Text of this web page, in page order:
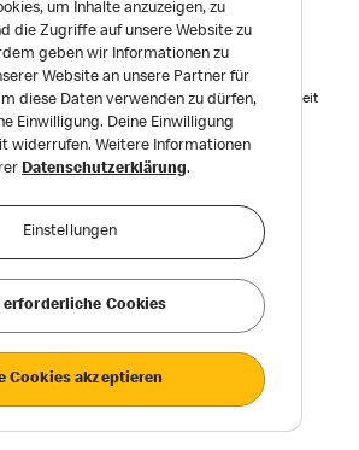
und Nutzungs­bedingungen
zu Menschen- und Umweltrechten
Rights Erklärung zur Barrierefreiheit
Einstellungen
um Inhalte anzuzeigen, zu
die Zugriffe auf unsere Website zu
geben wir Informationen zu
Website an unsere Partner für
diese Daten verwenden zu dürfen,
Einwilligung. Deine Einwilligung
widerrufen. Weitere Informationen
Datenschutzerklärung.
Einstellungen
erforderliche Cookies
Cookies akzeptieren